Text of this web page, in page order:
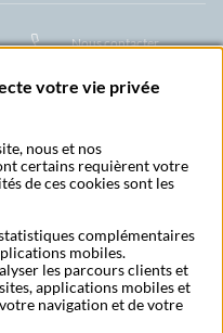
Nous contacter
Filiales et partenaires
vos informations
Centres Financiers
Actualités réglementaires CGU
d'exploitation
Lexique Aide et accessibilité
Espace candidature
et d'Investissement
votre vie privée
nous et nos
certains requièrent votre
de ces cookies sont les
complémentaires
mobiles.
les parcours clients et
applications mobiles et
navigation et de votre